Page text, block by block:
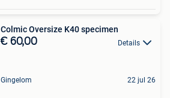
Colmic Oversize K40 specimen
€ 60,00 Details
Gingelom 22 jul 26